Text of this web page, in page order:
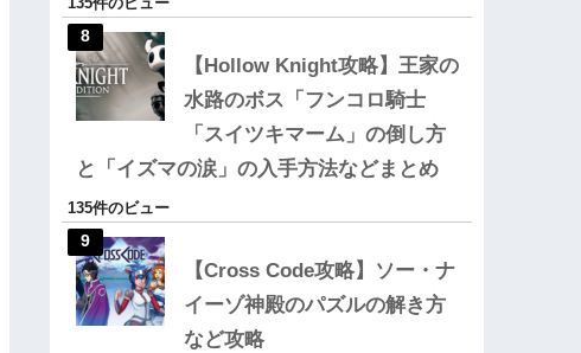
【Hollow Knight攻略】王家の
水路のボス「フンコロ騎士
「スイツキマーム」の倒し方
と「イズマの涙」の入手方法などまとめ
135件のビュー
【Cross Code攻略】ソー・ナ
イーゾ神殿のパズルの解き方
など攻略